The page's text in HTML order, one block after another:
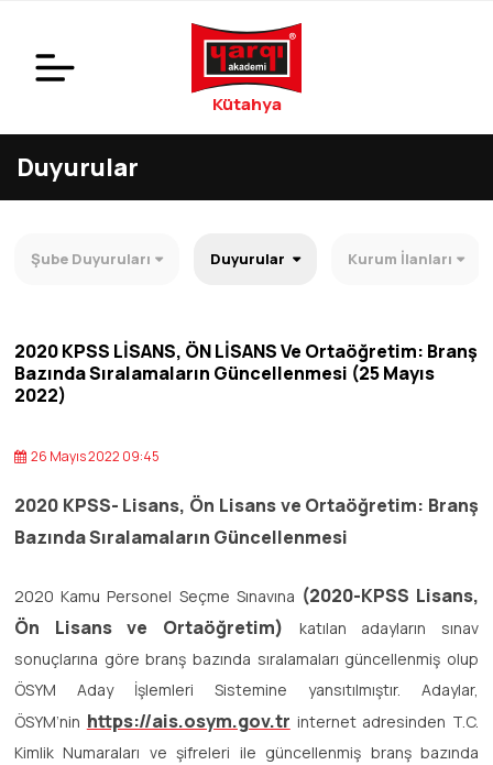
Kütahya
Duyurular
Şube Duyuruları Duyurular Kurum İlanları
2020 KPSS LİSANS, ÖN LİSANS Ve Ortaöğretim: Branş
Bazında Sıralamaların Güncellenmesi (25 Mayıs
2022)
26 Mayıs 2022 09:45
2020 KPSS- Lisans, Ön Lisans ve Ortaöğretim: Branş
Bazında Sıralamaların Güncellenmesi
2020 Kamu Personel Seçme Sınavına (2020-KPSS Lisans,
Ön Lisans ve Ortaöğretim)
katılan adayların sınav
sonuçlarına göre branş bazında sıralamaları güncellenmiş olup
ÖSYM Aday İşlemleri Sistemine yansıtılmıştır. Adaylar,
ÖSYM’nin https://ais.osym.gov.tr internet adresinden T.C.
Kimlik Numaraları ve şifreleri ile güncellenmiş branş bazında